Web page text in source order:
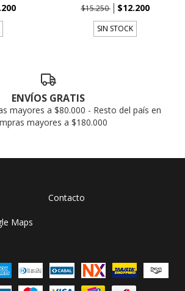
$15.250
$12.200
SIN STOCK
ENVÍOS GRATIS
mayores a $80.000 - Resto del país en
mayores a $180.000
Contacto
Maps